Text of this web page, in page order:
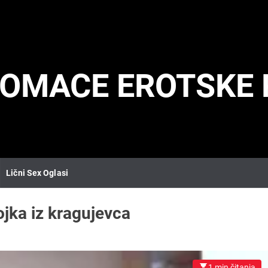
EROTSKE
Lični Sex Oglasi
iz kragujevca